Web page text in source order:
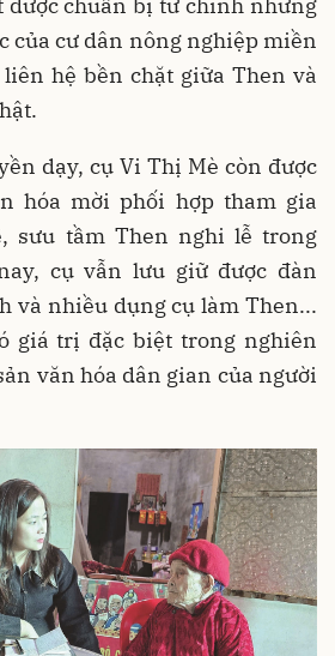
được chuẩn bị từ chính những
của cư dân nông nghiệp miền
hệ bền chặt giữa Then và
dạy, cụ Vi Thị Mè còn được
hóa mời phối hợp tham gia
sưu tầm Then nghi lễ trong
cụ vẫn lưu giữ được đàn
và nhiều dụng cụ làm Then...
giá trị đặc biệt trong nghiên
văn hóa dân gian của người